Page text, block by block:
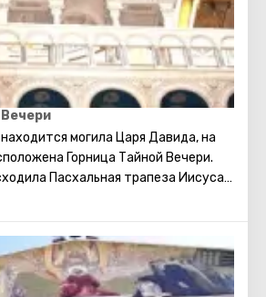
Вечери
могила Царя Давида, на
Горница Тайной Вечери.
Пасхальная трапеза Иисуса и
чего Иуда предал Христа. Спустя
на множестве разных
по миру проповедовать Новый
Вечери нашла отражение в